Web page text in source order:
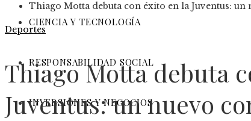
CIENCIA Y TECNOLOGÍA
RESPONSABILIDAD SOCIAL
INVERSIONES Y NEGOCIOS
Thiago Motta debuta con éxito en la Juventus: un
Deportes
Thiago Motta debuta
Juventus: un nuevo